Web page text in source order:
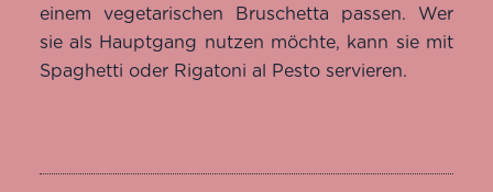
einem vegetarischen Bruschetta passen. Wer
sie als Hauptgang nutzen möchte, kann sie mit
Spaghetti oder Rigatoni al Pesto servieren.